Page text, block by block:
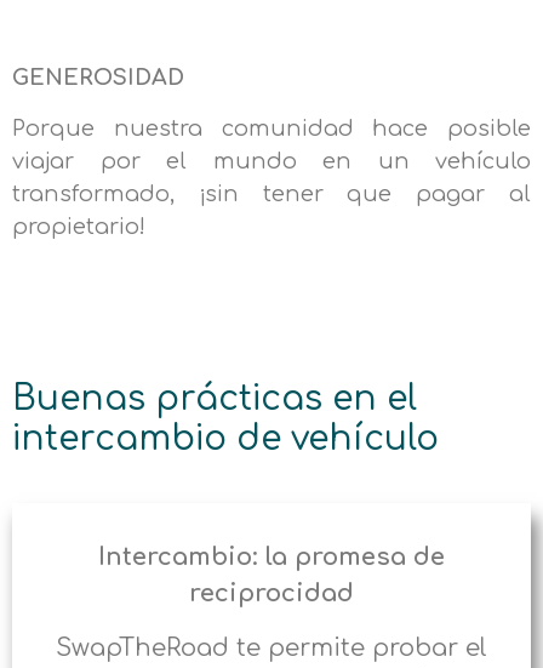
GENEROSIDAD
Porque nuestra comunidad hace posible
viajar por el mundo en un vehículo
transformado, ¡sin tener que pagar al
propietario!
Buenas prácticas en el
intercambio de vehículo
Intercambio: la promesa de
reciprocidad
SwapTheRoad te permite probar el